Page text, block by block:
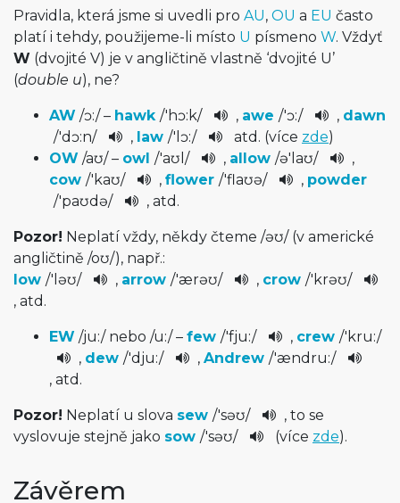
Pravidla, která jsme si uvedli pro AU, OU a EU často
platí i tehdy, použijeme-li místo U písmeno W. Vždyť
W (dvojité V) je v angličtině vlastně ‘dvojité U’
(double u), ne?
AW /ɔ:/– hawk /'hɔ:k/ , awe /'ɔ:/ , dawn
/'dɔ:n/ , law /'lɔ:/ atd. (více zde)
OW /aʊ/– owl /'aʊl / , allow /ə'laʊ/
,
cow /'kaʊ/ , flower /'flaʊə/ , powder
/'paʊdə/ , atd.
Pozor! Neplatí vždy, někdy čteme /əʊ/(v americké
angličtině /oʊ/), např.:
low /'ləʊ/ , arrow /'ærəʊ/ , crow /'krəʊ/
, atd.
EW /ju:/nebo /u:/– few /'fju:/ , crew /'kru:/
, dew /'dju:/ , Andrew /'ændru:­/
, atd.
Pozor! Neplatí u slova sew /'səʊ/
, to se
vyslovuje stejně jako sow /'səʊ/ (více zde).
Závěrem